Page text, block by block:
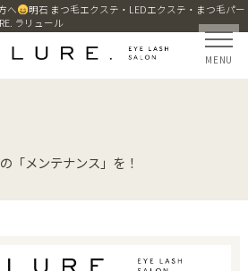
へ
明石 まつ毛エクステ・LEDエクステ・まつ毛パー
ラリュール
MENU
「メンテナンス」を！